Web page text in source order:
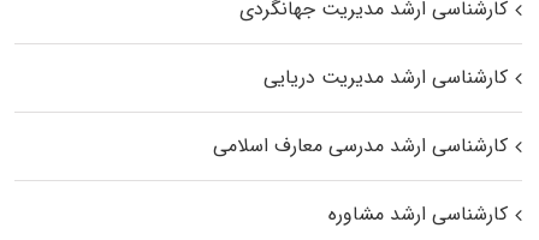
کارشناسی ارشد مدیریت جهانگردی
کارشناسی ارشد مدیریت دریایی
کارشناسی ارشد مدرسی معارف اسلامی
کارشناسی ارشد مشاوره